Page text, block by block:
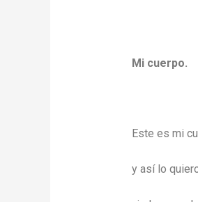
Mi cuerpo.
Este es mi
y así lo